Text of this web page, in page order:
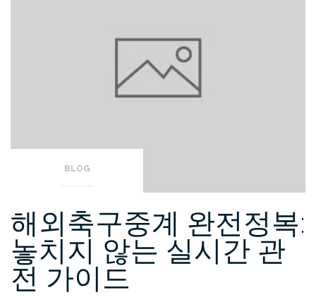
BLOG
해외축구중계 완전정복:
놓치지 않는 실시간 관
전 가이드